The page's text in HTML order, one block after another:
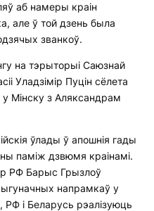
аб намеры краін
але ў той дзень была
званкоў.
на тэрыторыі Саюзнай
Уладзімір Пуцін сёлета
Мінску з Аляксандрам
ўлады ў апошнія гады
паміж дзвюмя краінамі.
РФ Барыс Грызлоў
напрамкаў у
РФ і Беларусь рэалізуюць